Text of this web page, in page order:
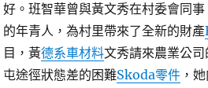
好。班智華曾與黃文秀在村委會同
的年青人，為村里帶來了全新的財產
目，黃德系車材料文秀請來農業公
屯途徑狀態差的困難Skoda零件 ，